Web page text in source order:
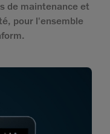
de maintenance et
pour l'ensemble